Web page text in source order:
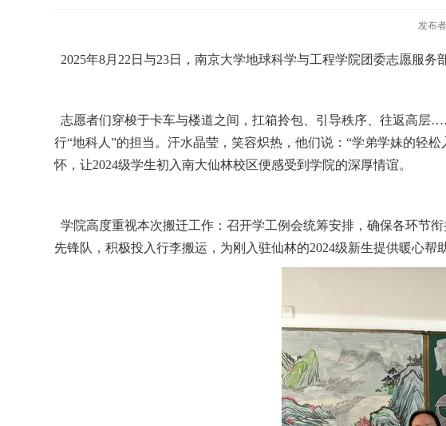
发布
2025年8月22日与23日，南京大学地球科学与工程学院团委志愿服
志愿者们穿梭于卡车与楼道之间，扛箱拎包、引导秩序、往返高层
行“地科人”的担当。汗水晶莹，笑容炽热，他们说：“学弟学妹的轻
怀，让2024级学生初入南大仙林校区便感受到学院的深厚情谊。
学院高度重视本次搬迁工作： 召开学工例会统筹安排，确保各环节
先锋队，积极投入行李搬运，为刚入驻仙林的2024级新生提供暖心帮